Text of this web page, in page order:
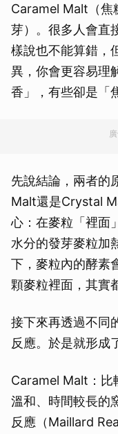
Caramel Malt（焦
芽）。很多人會直
樣說也不能算錯，
異，你會更容易
香」，有些卻是「
先說結論，兩者的
Malt還是Crystal
心：在麥粒「裡面
水分的發芽麥粒加
下，麥粒內的酵素
顆麥粒裡面，其實
接下來再透過不同
反應。於是就形成
Caramel Malt：比
溫和、時間較長的
反應（Maillard